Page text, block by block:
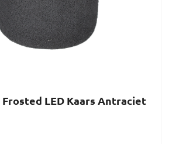
Frosted LED Kaars Antraciet